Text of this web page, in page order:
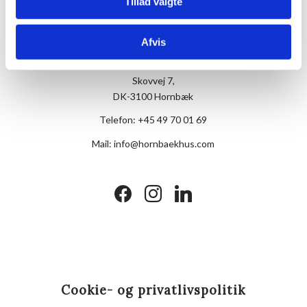
Afvis
Hotel Hornbækhus
Skovvej 7,
DK-3100 Hornbæk
Telefon: +45 49 70 01 69
Mail:info@hornbaekhus.com
facebookinstagramlinkedin
Cookie- og privatlivspolitik